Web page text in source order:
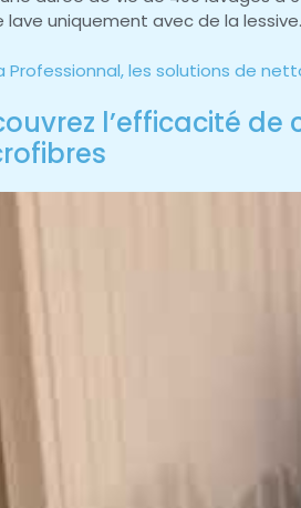
lave uniquement avec de la
Professionnal, les solutions de
l’efficacité